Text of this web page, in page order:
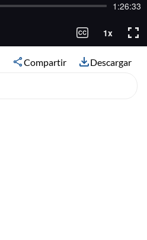
Compartir Descargar